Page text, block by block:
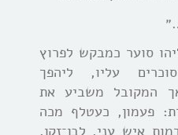
סוער כמבקש לפרוץ
עליו, ליהפך
המקובל משביע את
פעמון, כעטלף מכה
איש עני, לבן־זקן,